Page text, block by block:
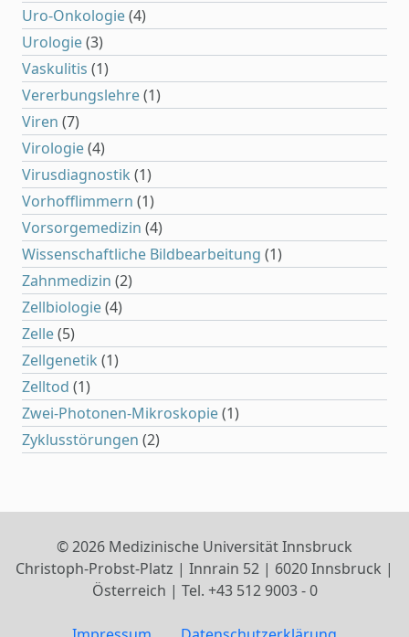
Uro-Onkologie(4)
Urologie(3)
Vaskulitis (1)
Vererbungslehre(1)
Viren (7)
Virologie(4)
Virusdiagnostik (1)
Vorhofflimmern (1)
Vorsorgemedizin (4)
Wissenschaftliche Bildbearbeitung (1)
Zahnmedizin (2)
Zellbiologie(4)
Zelle(5)
Zellgenetik (1)
Zelltod (1)
Zwei-Photonen-Mikroskopie(1)
Zyklusstörungen (2)
© 2026 Medizinische Universität Innsbruck
Christoph-Probst-Platz | Innrain 52 | 6020 Innsbruck |
Österreich | Tel. +43 512 9003 - 0